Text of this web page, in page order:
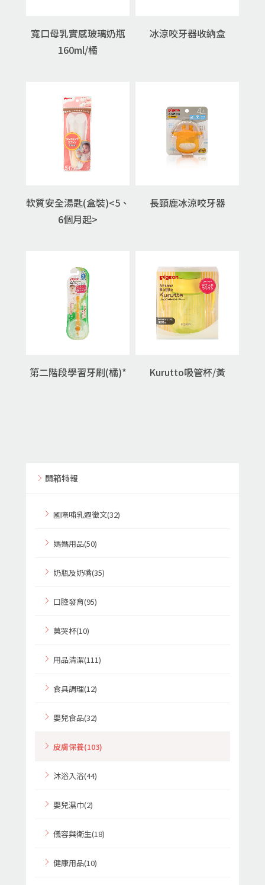
寬口母乳實感玻璃奶瓶
160ml/橘
冰涼咬牙器收納盒
軟質安全湯匙(盒裝)<5、
6個月起>
長頸鹿冰涼咬牙器
第二階段學習牙刷(橘)* Kurutto吸管杯/黃
開箱特報
國際哺乳週徵文(32)
媽媽用品(50)
奶瓶及奶嘴(35)
口腔發育(95)
莫哭杯(10)
用品清潔(111)
食具調理(12)
嬰兒食品(32)
皮膚保養(103)
沐浴入浴(44)
嬰兒濕巾(2)
儀容與衛生(18)
健康用品(10)